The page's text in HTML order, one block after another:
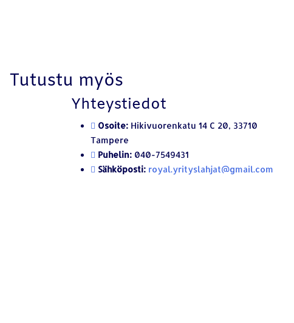
Tutustu myös
Yhteystiedot
Osoite: Hikivuorenkatu 14 C 20, 33710
Tampere
Puhelin: 040-7549431
Sähköposti: royal.yrityslahjat@gmail.com